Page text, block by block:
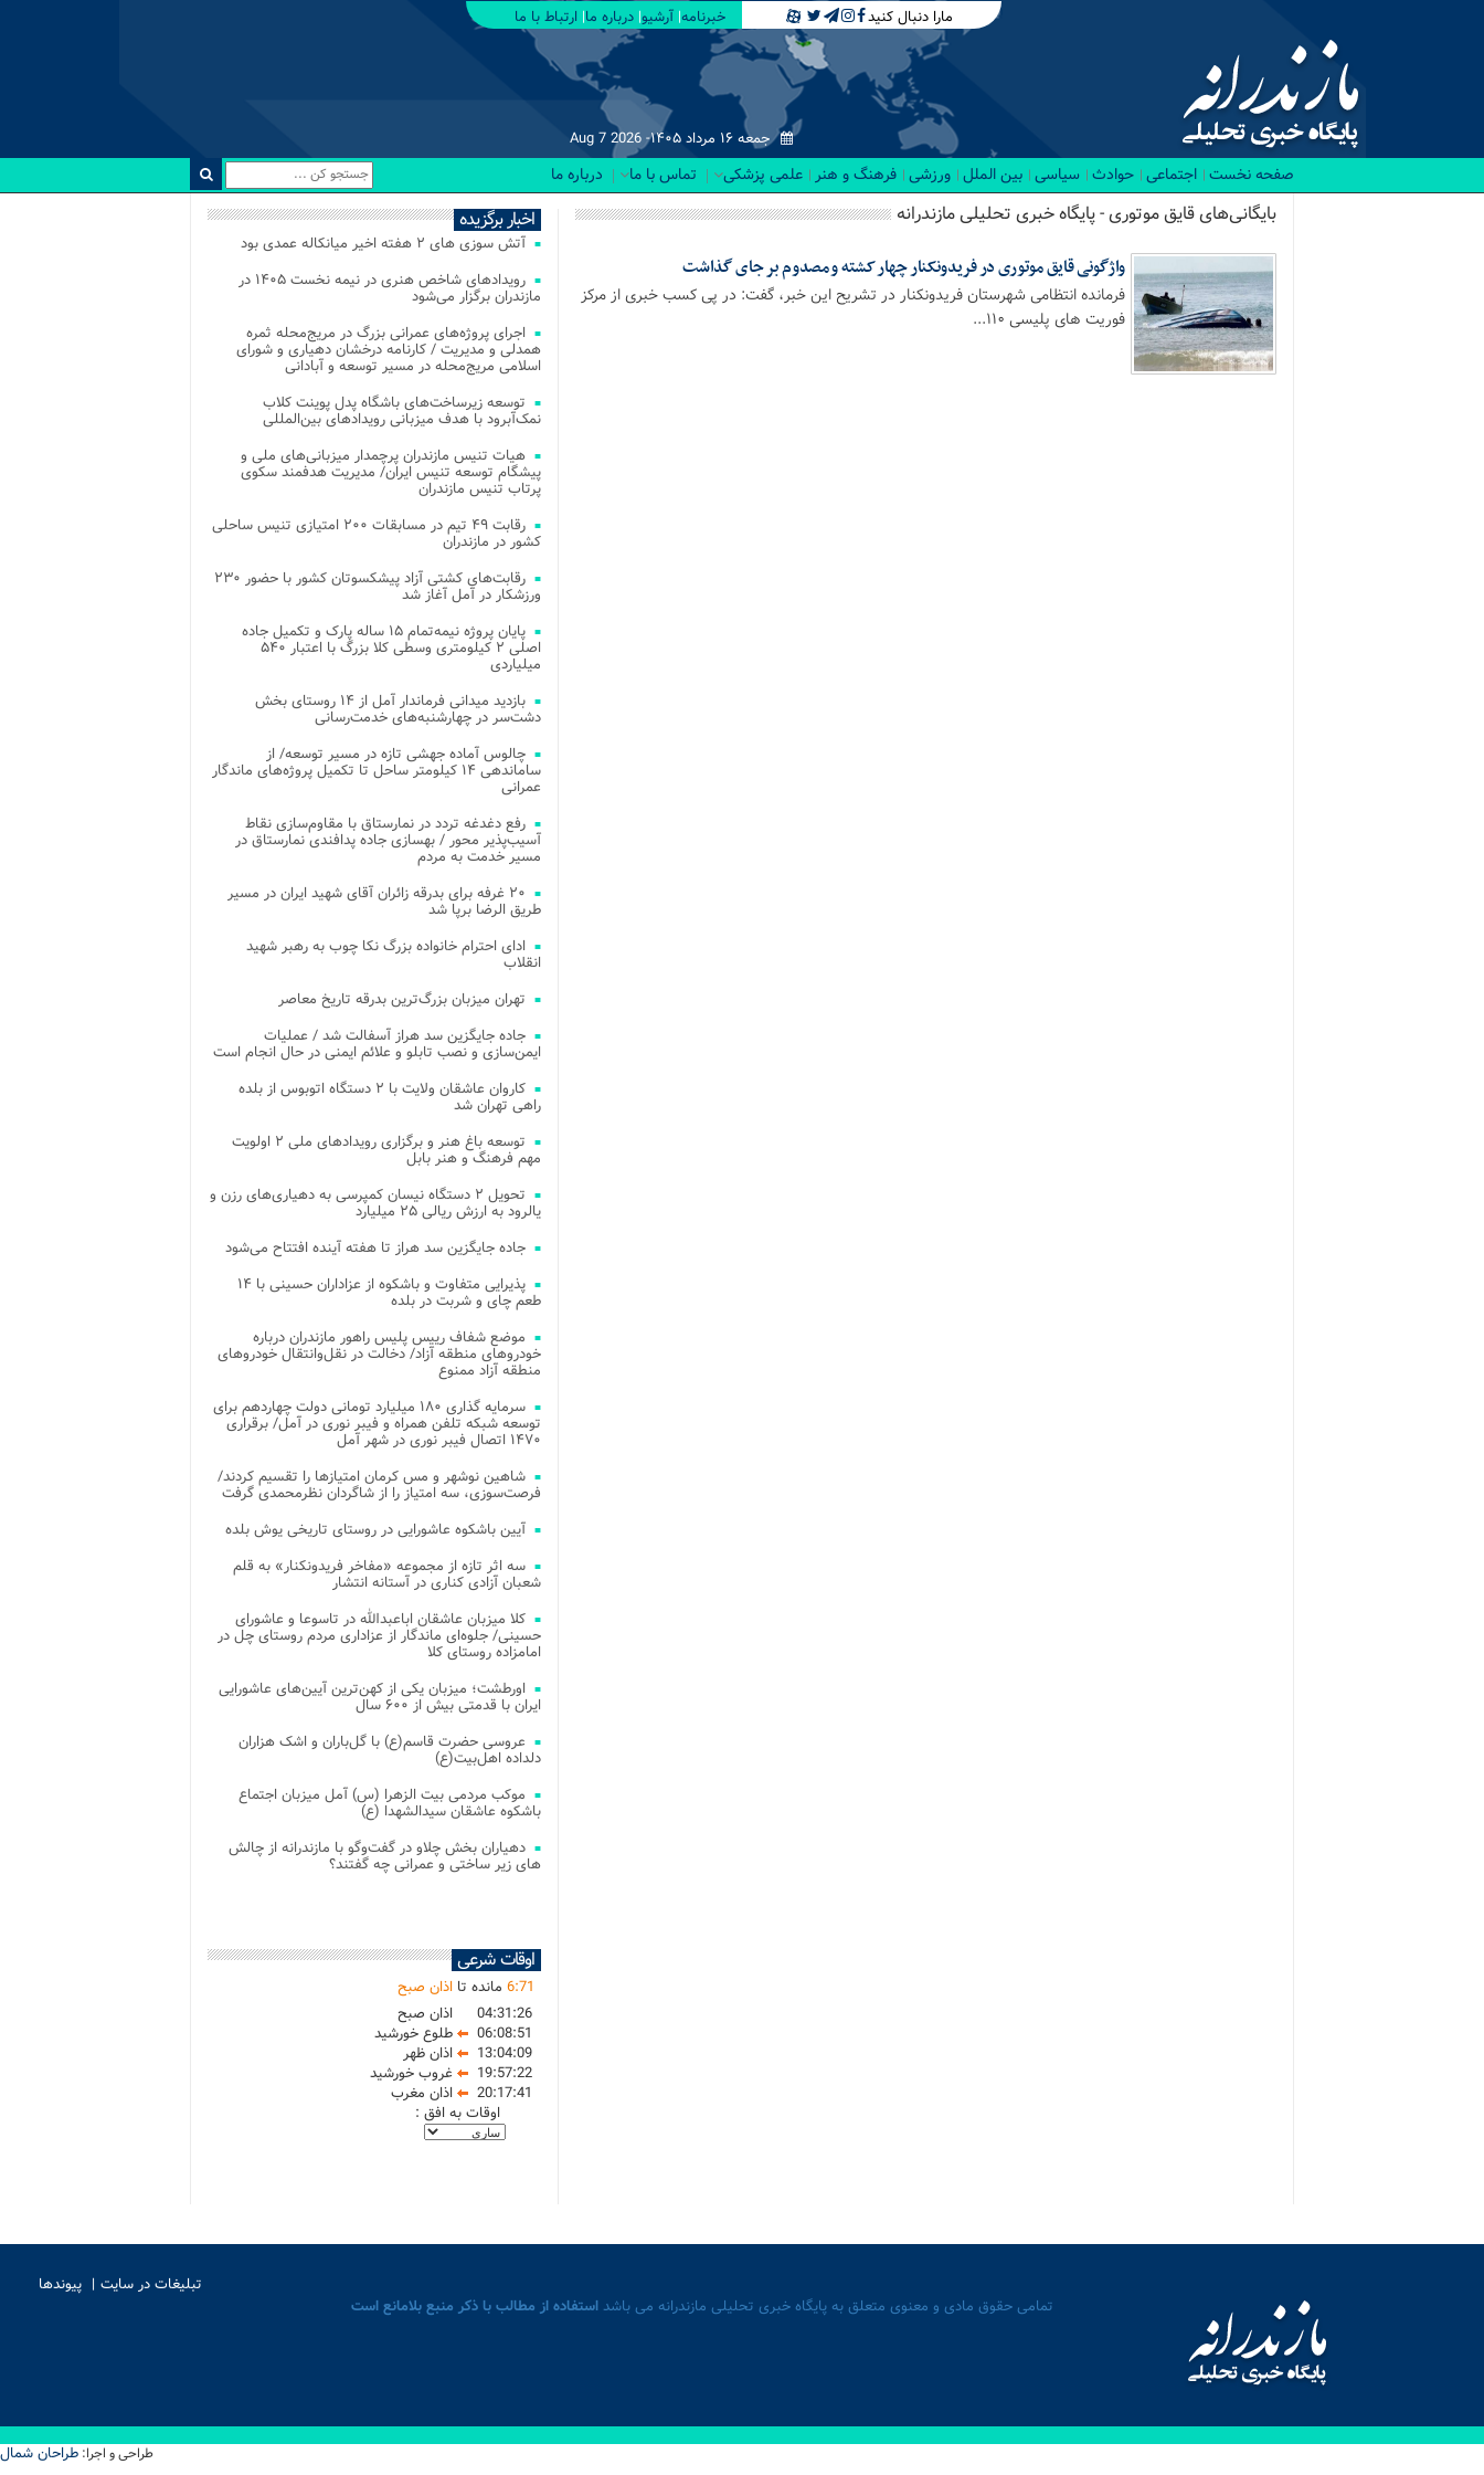
مارا دنبال کنید خبرنامه آرشیو درباره ما ارتباط با ما
جمعه ۱۶ مرداد ۱۴۰۵- Aug 7 2026
صفحه نخست اجتماعی حوادث سیاسی بین الملل ورزشی فرهنگ و هنر علمی پزشکی تماس با ما درباره ما
بایگانی‌های قایق موتوری - پایگاه خبری تحلیلی مازندرانه
واژگونی قایق موتوری در فریدونکنار چهار کشته و مصدوم بر جای گذاشت
فرمانده انتظامی شهرستان فریدونکنار در تشریح این خبر، گفت: در پی کسب خبری از مرکز
فوریت های پلیسی ۱۱۰...
اخبار برگزیده
آتش‌ سوزی‌ های ۲ هفته اخیر میانکاله عمدی بود
رویدادهای شاخص هنری در نیمه نخست ۱۴۰۵ در
مازندران برگزار می‌شود
اجرای پروژه‌های عمرانی بزرگ در مریج‌محله ثمره
همدلی و مدیریت / کارنامه درخشان دهیاری و شورای
اسلامی مریج‌محله در مسیر توسعه و آبادانی
توسعه زیرساخت‌های باشگاه پدل پوینت کلاب
نمک‌آبرود با هدف میزبانی رویدادهای بین‌المللی
هیات تنیس مازندران پرچمدار میزبانی‌های ملی و
پیشگام توسعه تنیس ایران/ مدیریت هدفمند سکوی
پرتاب تنیس مازندران
رقابت ۴۹ تیم در مسابقات ۲۰۰ امتیازی تنیس ساحلی
کشور در مازندران
رقابت‌های کشتی آزاد پیشکسوتان کشور با حضور ۲۳۰
ورزشکار در آمل آغاز شد
پایان پروژه نیمه‌تمام ۱۵ ساله پارک و تکمیل جاده
اصلی ۲ کیلومتری وسطی کلا بزرگ با اعتبار ۵۴۰
میلیاردی
بازدید میدانی فرماندار آمل از ۱۴ روستای بخش
دشت‌سر در چهارشنبه‌های خدمت‌رسانی
چالوس آماده جهشی تازه در مسیر توسعه/ از
ساماندهی ۱۴ کیلومتر ساحل تا تکمیل پروژه‌های ماندگار
عمرانی
رفع دغدغه تردد در نمارستاق با مقاوم‌سازی نقاط
آسیب‌پذیر محور / بهسازی جاده پدافندی نمارستاق در
مسیر خدمت به مردم
۲۰ غرفه برای بدرقه زائران آقای شهید ایران در مسیر
طریق الرضا برپا شد
ادای احترام خانواده بزرگ نکا چوب به رهبر شهید
انقلاب
تهران میزبان بزرگ‌ترین بدرقه تاریخ معاصر
جاده جایگزین سد هراز آسفالت شد / عملیات
ایمن‌سازی و نصب تابلو و علائم ایمنی در حال انجام است
کاروان عاشقان ولایت با ۲ دستگاه اتوبوس از بلده
راهی تهران شد
توسعه باغ هنر و برگزاری رویدادهای ملی ۲ اولویت
مهم فرهنگ و هنر بابل
تحویل ۲ دستگاه نیسان کمپرسی به دهیاری‌های رزن و
یالرود به ارزش ریالی ۲۵ میلیارد
جاده جایگزین سد هراز تا هفته آینده افتتاح می‌شود
پذیرایی متفاوت و باشکوه از عزاداران حسینی با ۱۴
طعم چای و شربت در بلده
موضع شفاف رییس پلیس راهور مازندران درباره
خودروهای منطقه آزاد/ دخالت در نقل‌وانتقال خودروهای
منطقه آزاد ممنوع
سرمایه گذاری ۱۸۰ میلیارد تومانی دولت چهاردهم برای
توسعه شبکه تلفن همراه و فیبر نوری در آمل/ برقراری
۱۴۷۰ اتصال فیبر نوری در شهر آمل
شاهین نوشهر و مس کرمان امتیازها را تقسیم کردند/
فرصت‌سوزی، سه امتیاز را از شاگردان نظرمحمدی گرفت
آیین باشکوه عاشورایی در روستای تاریخی یوش بلده
سه اثر تازه از مجموعه «مفاخر فریدونکنار» به قلم
شعبان آزادی کناری در آستانه انتشار
کلا میزبان عاشقان اباعبدالله در تاسوعا و عاشورای
حسینی/ جلوه‌ای ماندگار از عزاداری مردم روستای چل در
امامزاده روستای کلا
اورطشت؛ میزبان یکی از کهن‌ترین آیین‌های عاشورایی
ایران با قدمتی بیش از ۶۰۰ سال
عروسی حضرت قاسم(ع) با گل‌باران و اشک هزاران
دلداده اهل‌بیت(ع)
موکب مردمی بیت‌ الزهرا (س) آمل میزبان اجتماع
باشکوه عاشقان سیدالشهدا (ع)
دهیاران بخش چلاو در گفت‌وگو با مازندرانه از چالش
های زیر ساختی و عمرانی چه گفتند؟
اوقات شرعی
6:71 مانده تا اذان صبح
04:31:26
اذان صبح
06:08:51
طلوع خورشید
13:04:09
اذان ظهر
19:57:22
غروب خورشید
20:17:41
اذان مغرب
اوقات به افق :
تبلیغات در سایت
پیوندها
تمامی حقوق مادی و معنوی متعلق به پایگاه خبری تحلیلی مازندرانه می باشداستفاده از مطالب با ذکر منبع بلامانع است
طراحی و اجرا: طراحان شمال